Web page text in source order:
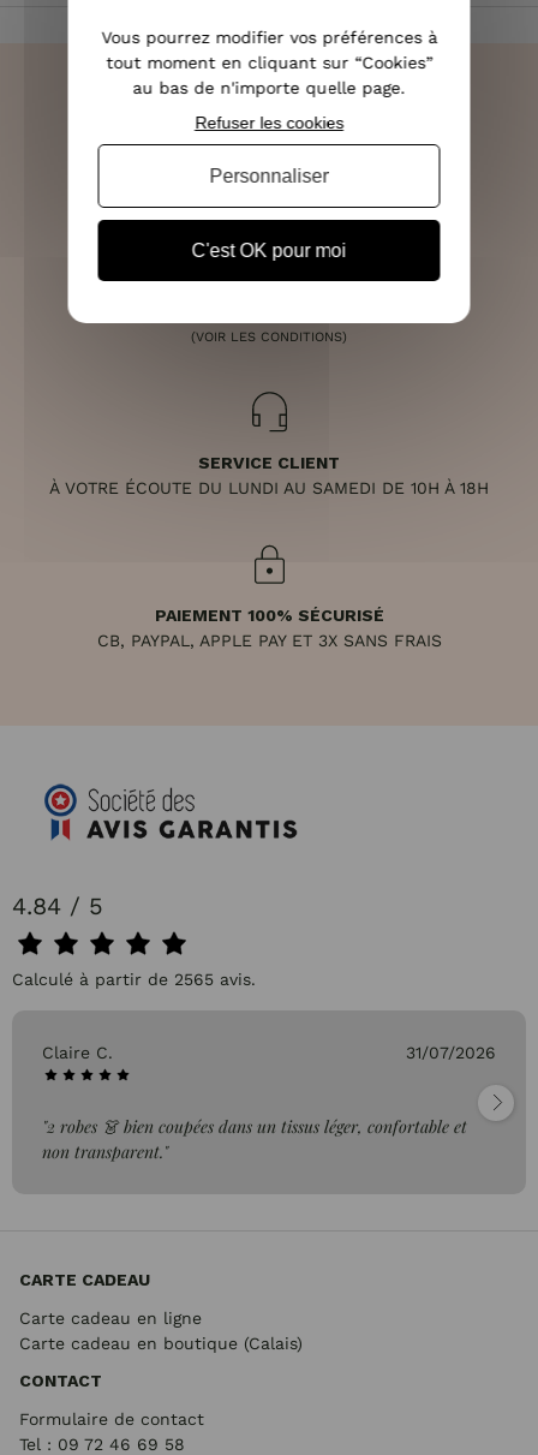
OFFERTE DÈS 70€
(VOIR LES CONDITIONS)
SERVICE CLIENT
À VOTRE ÉCOUTE DU LUNDI AU SAMEDI DE 10H À 18H
PAIEMENT 100% SÉCURISÉ
CB, PAYPAL, APPLE PAY ET 3X SANS FRAIS
4.84 / 5
Calculé à partir de 2565 avis.
Claire C. 31/07/2026
"2 robes 👗 bien coupées dans un tissus léger, confortable et
non transparent."
CARTE CADEAU
Carte cadeau en ligne
Carte cadeau en boutique (Calais)
CONTACT
Formulaire de contact
Tel : 09 72 46 69 58
Vous pourrez modifier vos préférences à
tout moment en cliquant sur “Cookies”
au bas de n'importe quelle page.
C'est OK pour moi
Refuser les cookies
Personnaliser